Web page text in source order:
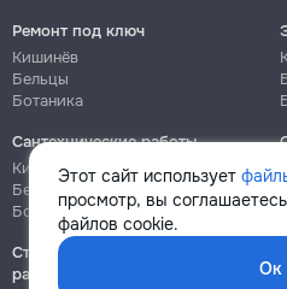
Этот сайт использует
просмотр, вы
файлов cookie.
Ок
Ремонт под ключ
Кишинёв
Бельцы
Ботаника
Сантехнические работы
Кишинёв
Бельцы
Ботаника
Строительно-монтажные
работы